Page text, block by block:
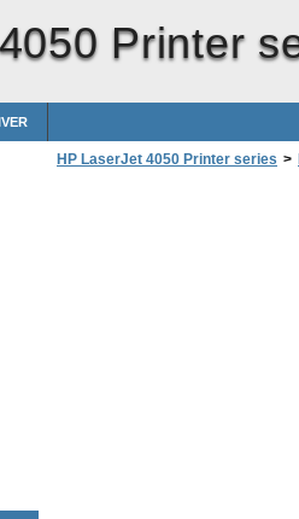
Printer
HP LaserJet 4050 Printer series >